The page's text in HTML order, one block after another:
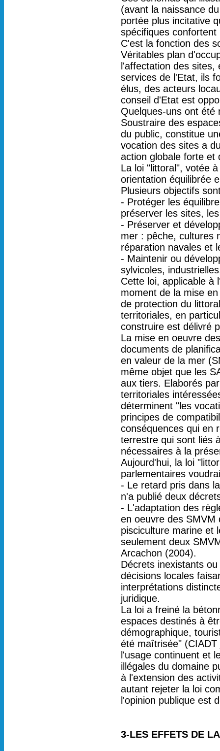
(avant la naissance
portée plus incitative
spécifiques confortent
C'est la fonction des
Véritables plan
l'affectation des
services de l'Etat, ils
élus, des acteurs
conseil d'Etat est
Quelques-uns ont été
Soustraire des
du public, constitue
vocation des sites a
action globale forte et
La loi "littoral", votée
orientation équilibrée
Plusieurs objectifs
- Protéger les
préserver les sites,
- Préserver et
mer : pêche, cultures
réparation navales et
- Maintenir ou
sylvicoles,
Cette loi, applicable à
moment de la mise
de protection du
territoriales, en
construire est délivré
La mise en oeuvre
documents de
en valeur de la mer
même objet que les
aux tiers. Elaborés
territoriales
déterminent "les
principes de
conséquences qui en
terrestre qui sont liés
nécessaires à la
Aujourd'hui, la loi
parlementaires
- Le retard pris dans
n'a publié deux
- L'adaptation des
en oeuvre des SMVM
pisciculture marine et
seulement deux
Arcachon (2004).
Décrets inexistants
décisions locales
interprétations
juridique.
La loi a freiné la
espaces destinés à
démographique,
été maîtrisée"
l'usage continuent et
illégales du domaine
à l'extension des
autant rejeter la loi
l'opinion publique est
3-LES EFFETS DE